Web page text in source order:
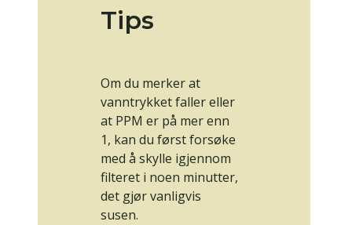
Tips
Om du merker at
vanntrykket faller eller
at PPM er på mer enn
1, kan du først forsøke
med å skylle igjennom
filteret i noen minutter,
det gjør vanligvis
susen.